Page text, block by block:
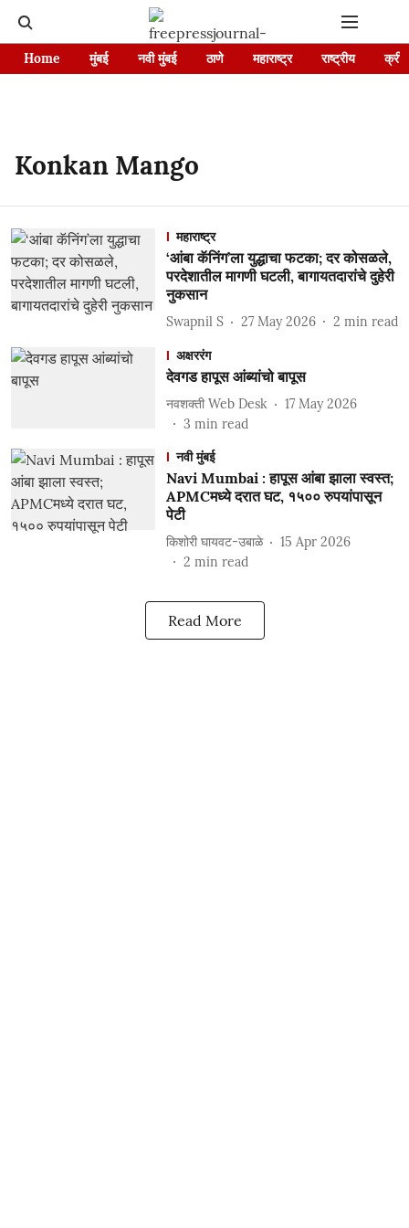
Home मुंबई नवी मुंबई ठाणे महाराष्ट्र राष्ट्रीय
Konkan Mango
महाराष्ट्र
‘आंबा कॅनिंग’ला युद्धाचा फटका; दर कोसळले,
परदेशातील मागणी घटली, बागायतदारांचे दुहेरी
नुकसान
Swapnil S 27 May 2026 2 min read
अक्षररंग
देवगड हापूस आंब्यांचो बापूस
नवशक्ती Web Desk
17 May 2026
3 min read
नवी मुंबई
Navi Mumbai : हापूस आंबा झाला स्वस्त;
APMCमध्ये दरात घट, १५०० रुपयांपासून
पेटी
किशोरी घायवट-उबाळे
15 Apr 2026
2 min read
Read More